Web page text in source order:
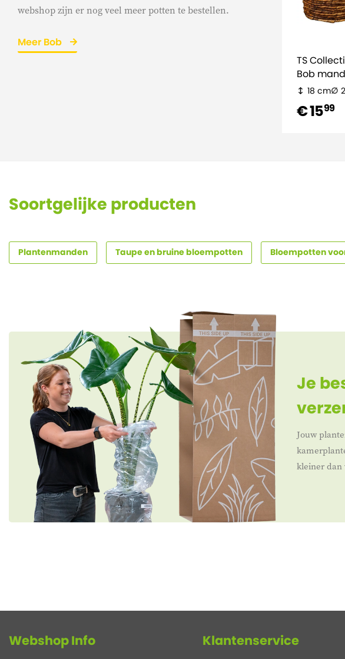
webshop zijn er nog veel meer potten te bestellen.
Meer Bob
TS
Bob
bruin
18 cm
€ 1599
Soortgelijke producten
Plantenmanden Taupe en bruine bloempotten Bloempotten
Je
Jouw
kleiner dan
Webshop Info Klantenservice